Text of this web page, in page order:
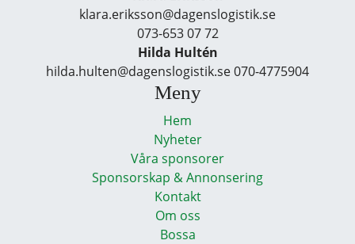
klara.eriksson@dagenslogistik.se
073-653 07 72
Hilda Hultén
hilda.hulten@dagenslogistik.se 070-4775904
Meny
Hem
Nyheter
Våra sponsorer
Sponsorskap & Annonsering
Kontakt
Om oss
Bossa